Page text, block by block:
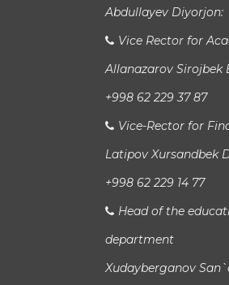
Abdullayev Diyorjon:
Vice Rector for
Allanazarov Sirojbek
+998 62 229 37 87
Vice-Rector for
Latipov Xursandbek
+998 62 229 14 77
Head of the
department
Xudayberganov